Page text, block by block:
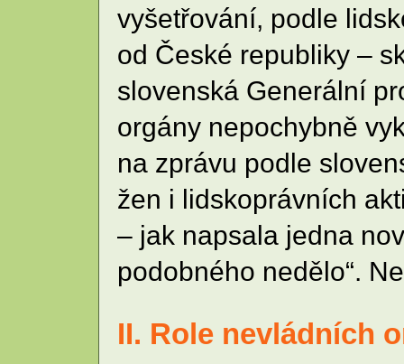
vyšetřování, podle
od České republiky –
slovenská Generální
orgány nepochybně
na zprávu podle
žen i lidskoprávních
– jak napsala jedna
podobného nedělo“.
II. Role nevládních